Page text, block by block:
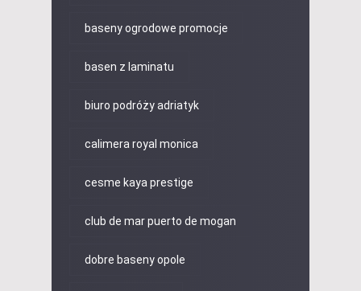
baseny ogrodowe promocje
basen z laminatu
biuro podróży adriatyk
calimera royal monica
cesme kaya prestige
club de mar puerto de mogan
dobre baseny opole